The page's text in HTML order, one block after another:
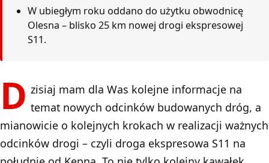
W ubiegłym roku oddano do użytku obwodnicę
Olesna – blisko 25 km nowej drogi ekspresowej
S11.
D zisiaj mam dla Was kolejne informacje na
temat nowych odcinków budowanych dróg, a
mianowicie o kolejnych krokach w realizacji ważnych
odcinków drogi – czyli droga ekspresowa S11 na